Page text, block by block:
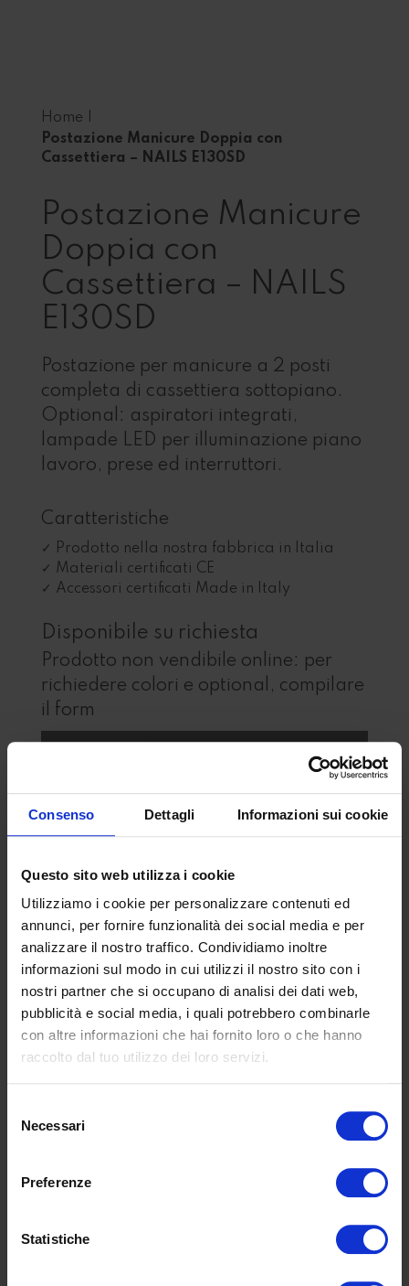
Consenso Dettagli Informazioni sui cookie
Questo sito web utilizza i cookie
Utilizziamo i cookie per personalizzare contenuti ed
annunci, per fornire funzionalità dei social media e per
analizzare il nostro traffico. Condividiamo inoltre
informazioni sul modo in cui utilizzi il nostro sito con i
nostri partner che si occupano di analisi dei dati web,
pubblicità e social media, i quali potrebbero combinarle
con altre informazioni che hai fornito loro o che hanno
raccolto dal tuo utilizzo dei loro servizi.
delNecessari
Preferenze
Statistiche
Home |
Postazione Manicure Doppia con
Cassettiera – NAILS E130SD
Postazione Manicure
Doppia con
Cassettiera – NAILS
E130SD
Postazione per manicure a 2 posti
completa di cassettiera sottopiano.
Optional: aspiratori integrati,
lampade LED per illuminazione piano
lavoro, prese ed interruttori.
Caratteristiche
Prodotto nella nostra fabbrica in Italia
Materiali certificati CE
Accessori certificati Made in Italy
Disponibile su richiesta
Prodotto non vendibile online: per
richiedere colori e optional, compilare
il form
COD:E130SD